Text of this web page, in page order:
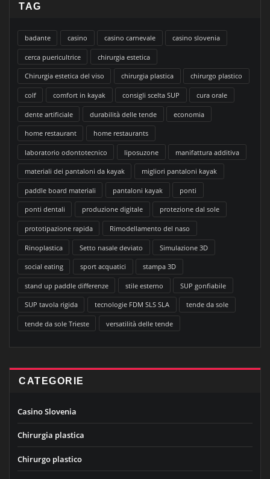
TAG
badante casino casino carnevale casino slovenia
cerca puericultrice chirurgia estetica
Chirurgia estetica del viso chirurgia plastica chirurgo plastico
colf comfort in kayak consigli scelta SUP cura orale
dente artificiale durabilità delle tende economia
home restaurant home restaurants
laboratorio odontotecnico liposuzone manifattura additiva
materiali dei pantaloni da kayak migliori pantaloni kayak
paddle board materiali pantaloni kayak ponti
ponti dentali produzione digitale protezione dal sole
prototipazione rapida Rimodellamento del naso
Rinoplastica Setto nasale deviato Simulazione 3D
social eating sport acquatici stampa 3D
stand up paddle differenze stile esterno SUP gonfiabile
SUP tavola rigida tecnologie FDM SLS SLA tende da sole
tende da sole Trieste versatilità delle tende
CATEGORIE
Casino Slovenia
Chirurgia plastica
Chirurgo plastico